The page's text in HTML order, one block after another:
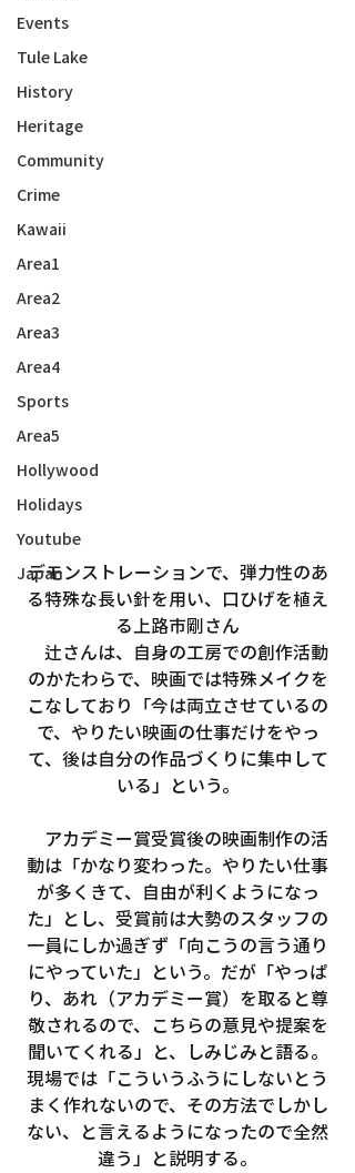
Events
Tule Lake
History
Heritage
Community
Crime
Kawaii
Area1
Area2
Area3
Area4
Sports
Area5
Hollywood
Holidays
Youtube
Japan
デモンストレーションで、弾力性のあ
る特殊な長い針を用い、口ひげを植え
る上路市剛さん
辻さんは、自身の工房での創作活動
のかたわらで、映画では特殊メイクを
こなしており「今は両立させているの
で、やりたい映画の仕事だけをやっ
て、後は自分の作品づくりに集中して
いる」という。
アカデミー賞受賞後の映画制作の活
動は「かなり変わった。やりたい仕事
が多くきて、自由が利くようになっ
た」とし、受賞前は大勢のスタッフの
一員にしか過ぎず「向こうの言う通り
にやっていた」という。だが「やっぱ
り、あれ（アカデミー賞）を取ると尊
敬されるので、こちらの意見や提案を
聞いてくれる」と、しみじみと語る。
現場では「こういうふうにしないとう
まく作れないので、その方法でしかし
ない、と言えるようになったので全然
違う」と説明する。